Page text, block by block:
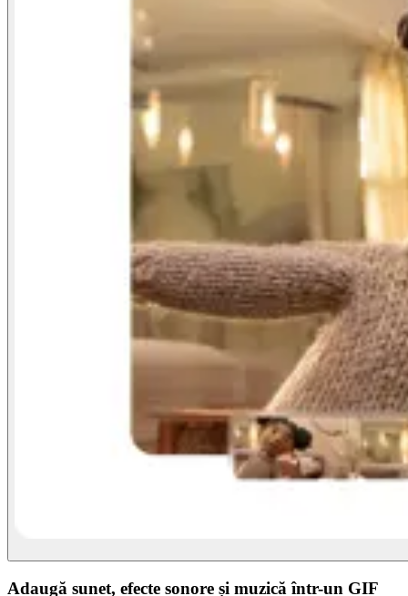
Adaugă sunet, efecte sonore și muzică într-un GIF